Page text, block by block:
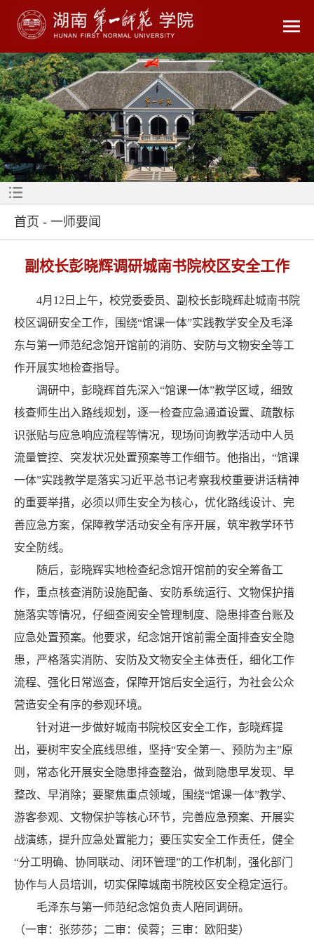
首页 - 一师要闻
副校长彭晓辉调研城南书院校区安全工作
4月12日上午，校党委委员、副校长彭晓辉赴城南书院
校区调研安全工作，围绕“馆课一体”实践教学安全及毛泽
东与第一师范纪念馆开馆前的消防、安防与文物安全等工
作开展实地检查指导。
调研中，彭晓辉首先深入“馆课一体”教学区域，细致
核查师生出入路线规划，逐一检查应急通道设置、疏散标
识张贴与应急响应流程等情况，现场问询教学活动中人员
流量管控、突发状况处置预案等工作细节。他指出，“馆课
一体”实践教学是落实习近平总书记考察我校重要讲话精神
的重要举措，必须以师生安全为核心，优化路线设计、完
善应急方案，保障教学活动安全有序开展，筑牢教学环节
安全防线。
随后，彭晓辉实地检查纪念馆开馆前的安全筹备工
作，重点核查消防设施配备、安防系统运行、文物保护措
施落实等情况，仔细查阅安全管理制度、隐患排查台账及
应急处置预案。他要求，纪念馆开馆前需全面排查安全隐
患，严格落实消防、安防及文物安全主体责任，细化工作
流程、强化日常巡查，保障开馆后安全运行，为社会公众
营造安全有序的参观环境。
针对进一步做好城南书院校区安全工作，彭晓辉提
出，要树牢安全底线思维，坚持“安全第一、预防为主”原
则，常态化开展安全隐患排查整治，做到隐患早发现、早
整改、早消除；要聚焦重点领域，围绕“馆课一体”教学、
游客参观、文物保护等核心环节，完善应急预案、开展实
战演练，提升应急处置能力；要压实安全工作责任，健全
“分工明确、协同联动、闭环管理”的工作机制，强化部门
协作与人员培训，切实保障城南书院校区安全稳定运行。
毛泽东与第一师范纪念馆负责人陪同调研。
（一审：张莎莎；二审：侯蓉；三审：欧阳斐）